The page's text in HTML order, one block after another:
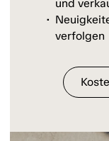
und
verfolgen